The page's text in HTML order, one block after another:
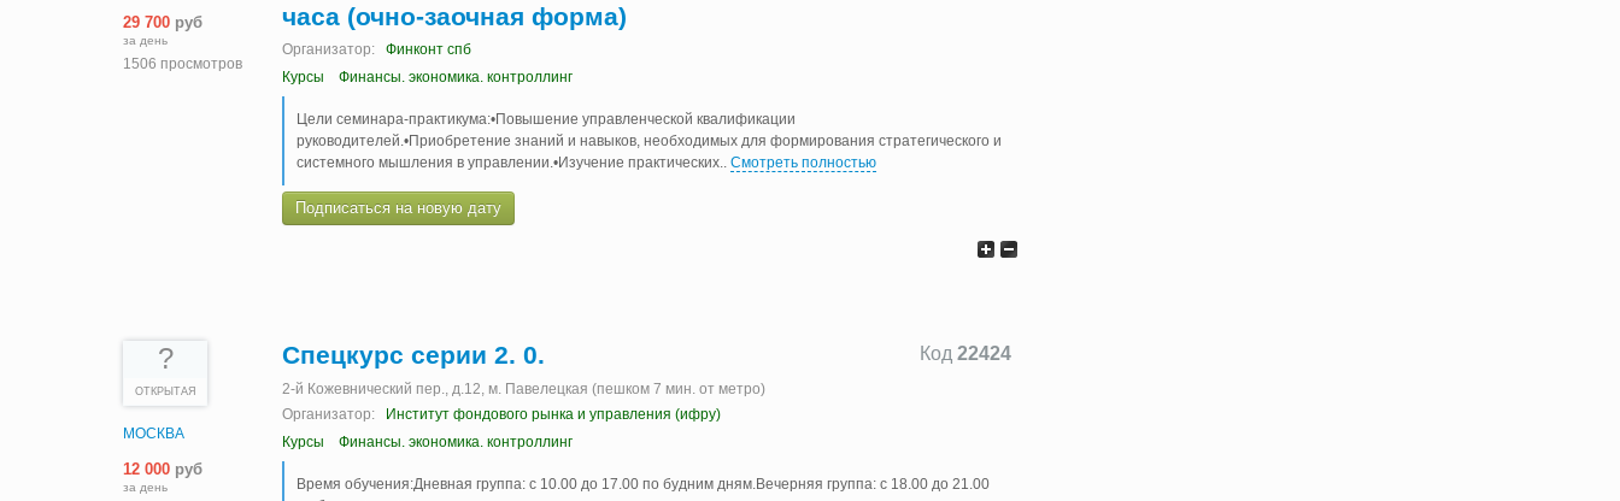
29 700 руб
за день
1506 просмотров
часа (очно-заочная форма)
Организатор:
Финконт спб
Курсы
Финансы. экономика. контроллинг
Цели семинара-практикума:•Повышение управленческой квалификации
руководителей.•Приобретение знаний и навыков, необходимых для формирования стратегического и
системного мышления в управлении.•Изучение практических.. Смотреть полностью
Подписаться на новую дату
?
ОТКРЫТАЯ
МОСКВА
12 000 руб
за день
Код 22424
Спецкурс серии 2. 0.
2-й Кожевнический пер., д.12, м. Павелецкая (пешком 7 мин. от метро)
Организатор:
Институт фондового рынка и управления (ифру)
Курсы
Финансы. экономика. контроллинг
Время обучения:Дневная группа: с 10.00 до 17.00 по будним дням.Вечерняя группа: с 18.00 до 21.00